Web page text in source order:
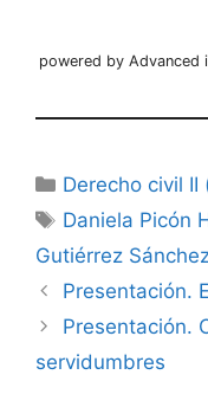
powered by Advanced
Categorías
Derecho civil
Etiquetas
Daniela Picón
Gutiérrez
Presentación.
Presentación.
servidumbres